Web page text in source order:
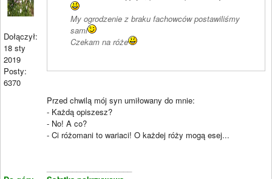
Dołączył:
18 sty
2019
Posty:
6370
My ogrodzenie z braku fachowców postawiliśmy
sami
Czekam na róże
Przed chwilą mój syn umiłowany do mnie:
- Każdą opiszesz?
- No! A co?
- Ci różomani to wariaci! O każdej róży mogą esej...